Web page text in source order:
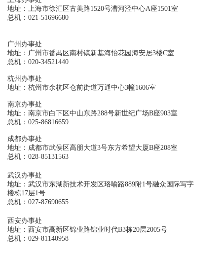
地址：上海市徐汇区古美路1520号漕河泾中心A座1501室
总机：021-51696680
广州办事处
地址：广州市番禺区南村镇新基海怡花园海安居3楼C室
总机：020-34521440
杭州办事处
地址：杭州市余杭区仓前街道万通中心3幢1606室
南京办事处
地址：南京市白下区中山东路288号新世纪广场B座903室
总机：025-86816659
成都办事处
地址：成都市武侯区高朋大道3号东方希望大厦B座208室
总机：028-85131563
武汉办事处
地址：武汉市东湖新技术开发区珞喻路889附1号融众国际写字
楼栋17层1号
总机：027-87690655
西安办事处
地址：西安市高新区锦业路锦业时代B3栋20层2005号
总机：029-81140958